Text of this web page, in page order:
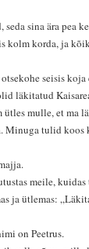
seda sina ära pea
kolm korda, ja
otsekohe seisis
läkitatud
ütles mulle, et ma
Minuga tulid koos
meile,
ja ütlemas:
on Peetrus.